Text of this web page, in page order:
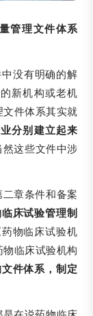
管理文件体系
没有明确的解
新机构或老机
件体系其实就
分别建立起来
然这些文件中涉
章条件和备案
床试验管理制
物临床试验机
临床试验机构
件体系，制定